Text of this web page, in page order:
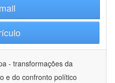
- transformações da
e do confronto político